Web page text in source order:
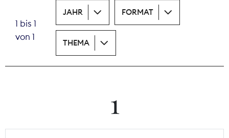
Theodor-Wolff-Preis
1 bis 1
von 1
JAHR FORMAT
THEMA
1